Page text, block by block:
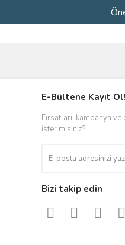
E-Bültene Kayıt Ol!
Fırsatları, kampanya
ister misiniz?
Bizi takip edin